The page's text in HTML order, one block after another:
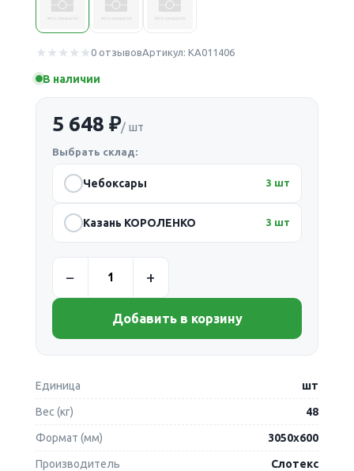
0 отзывовАртикул: КА011406
В наличии
5 648 ₽/ шт
Выбрать склад:
Чебоксары 3 шт
Казань КОРОЛЕНКО 3 шт
Добавить в корзину
Единица шт
Вес (кг) 48
Формат (мм) 3050х600
Производитель Слотекс